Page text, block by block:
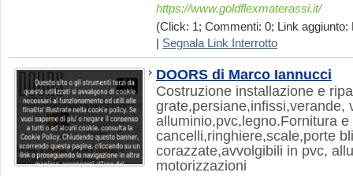
https://www.goldflexmaterassi.it/
(Click: 1; Commenti: 0; Link aggiunto:
Segnala Link Interrotto
DOORS di Marco Iannucci
Costruzione installazione e
grate,persiane,infissi,verande,
alluminio,pvc,legno.Fornitura
cancelli,ringhiere,scale,porte
corazzate,avvolgibili in pvc,
motorizzazioni